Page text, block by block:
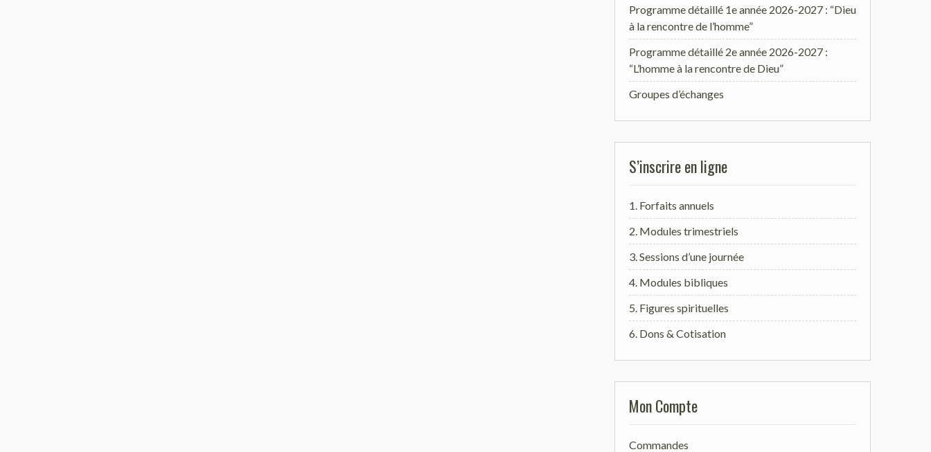
Programme détaillé 1e année 2026-2027 : “Dieu
à la rencontre de l’homme”
Programme détaillé 2e année 2026-2027 :
“L’homme à la rencontre de Dieu”
Groupes d’échanges
S’inscrire en ligne
1. Forfaits annuels
2. Modules trimestriels
3. Sessions d’une journée
4. Modules bibliques
5. Figures spirituelles
6. Dons & Cotisation
Mon Compte
Commandes